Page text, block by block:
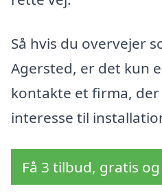
Så hvis du overvejer
Agersted, er det kun
kontakte et firma,
interesse til
Få 3 tilbud, gratis